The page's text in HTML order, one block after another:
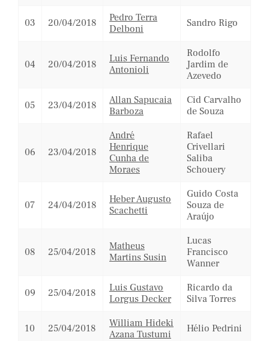
03 20/04/2018
Pedro Terra
Delboni
Sandro Rigo
04 20/04/2018
Luis Fernando
Antonioli
Rodolfo
Jardim de
Azevedo
05 23/04/2018
Allan Sapucaia
Barboza
Cid Carvalho
de Souza
06 23/04/2018
André
Henrique
Cunha de
Moraes
Rafael
Crivellari
Saliba
Schouery
07 24/04/2018
Heber Augusto
Scachetti
Guido Costa
Souza de
Araújo
08 25/04/2018
Matheus
Martins Susin
Lucas
Francisco
Wanner
09 25/04/2018
Luis Gustavo
Lorgus Decker
Ricardo da
Silva Torres
10 25/04/2018
William Hideki
Azana Tustumi
Hélio Pedrini